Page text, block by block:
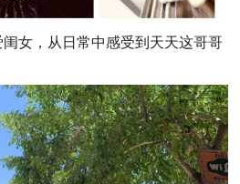
女，从日常中感受到天天这哥哥